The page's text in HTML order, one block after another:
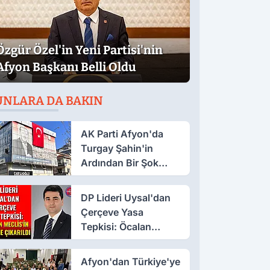
Özel'in Yeni Partisi'nin
Başkanı Belli Oldu
DA BAKIN
AK Parti Afyon'da
Turgay Şahin'in
Ardından Bir Şok
Daha!
DP Lideri Uysal'dan
Çerçeve Yasa
Tepkisi: Öcalan
Meclis'in Üzerine
Çıkarıldı
Afyon'dan Türkiye'ye